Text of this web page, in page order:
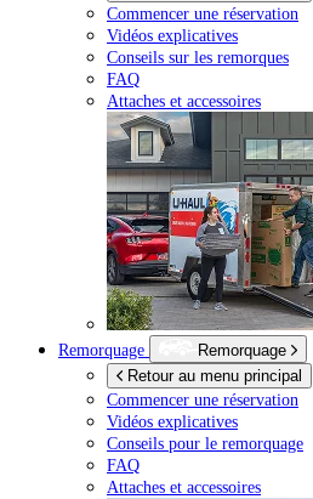
Commencer une réservation
Vidéos explicatives
Conseils sur les remorques
FAQ
Attaches et accessoires
Remorquage
Remorquage
Retour au menu principal
Commencer une réservation
Vidéos explicatives
Conseils pour le remorquage
FAQ
Attaches et accessoires